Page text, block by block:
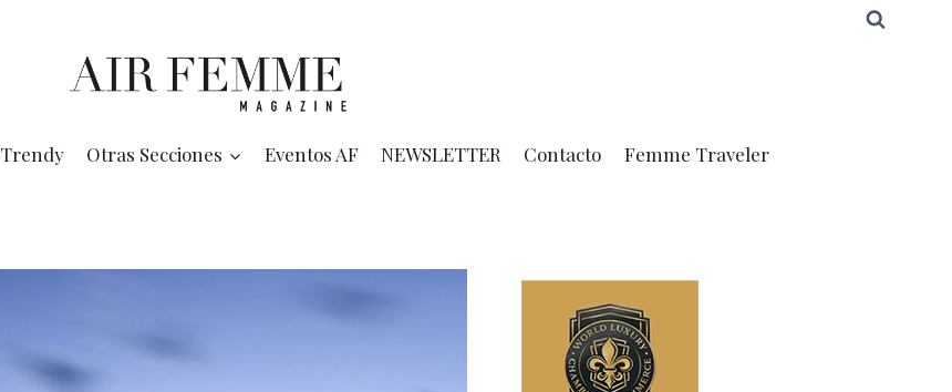
Trendy Otras Secciones Eventos AF NEWSLETTER Contacto Femme Traveler